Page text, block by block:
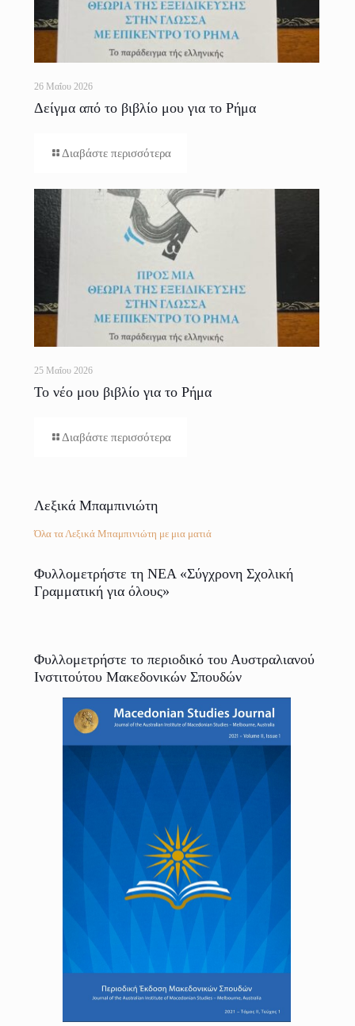
26 Μαΐου 2026
Δείγμα από το βιβλίο μου για το Ρήμα
Διαβάστε περισσότερα
25 Μαΐου 2026
Το νέο μου βιβλίο για το Ρήμα
Διαβάστε περισσότερα
Λεξικά Μπαμπινιώτη
Όλα τα Λεξικά Μπαμπινιώτη με μια ματιά
Φυλλομετρήστε τη ΝΕΑ «Σύγχρονη Σχολική
Γραμματική για όλους»
Φυλλομετρήστε το περιοδικό του Αυστραλιανού
Ινστιτούτου Μακεδονικών Σπουδών